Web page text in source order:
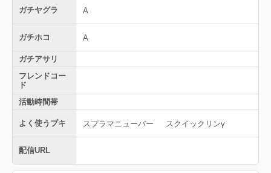
ガチヤグラ A
ガチホコ A
ガチアサリ
フレンドコー
ド
活動時間帯
よく使うブキ スプラマニューバー スクイックリンγ
配信URL